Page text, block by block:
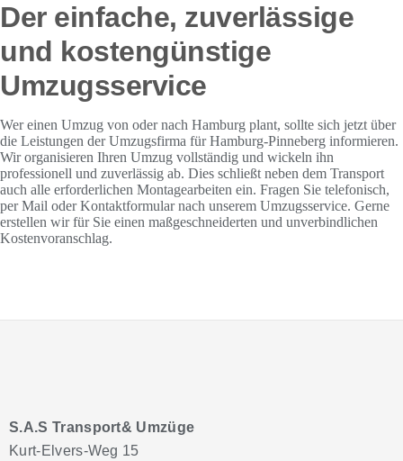
Der einfache, zuverlässige
und kostengünstige
Umzugsservice
Wer einen Umzug von oder nach Hamburg plant, sollte sich jetzt über
die Leistungen der Umzugsfirma für Hamburg-Pinneberg informieren.
Wir organisieren Ihren Umzug vollständig und wickeln ihn
professionell und zuverlässig ab. Dies schließt neben dem Transport
auch alle erforderlichen Montagearbeiten ein. Fragen Sie telefonisch,
per Mail oder Kontaktformular nach unserem Umzugsservice. Gerne
erstellen wir für Sie einen maßgeschneiderten und unverbindlichen
Kostenvoranschlag.
S.A.S Transport& Umzüge
Kurt-Elvers-Weg 15